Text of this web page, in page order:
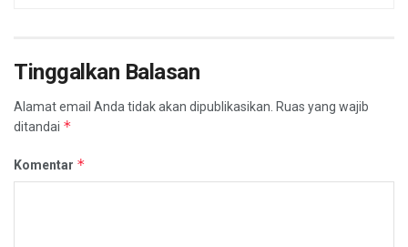
Tinggalkan Balasan
Alamat email Anda tidak akan dipublikasikan. Ruas yang wajib
ditandai *
Komentar *